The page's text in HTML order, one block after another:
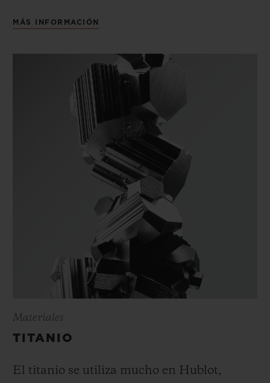
MÁS INFORMACIÓN
Materiales
TITANIO
El titanio se utiliza mucho en Hublot,